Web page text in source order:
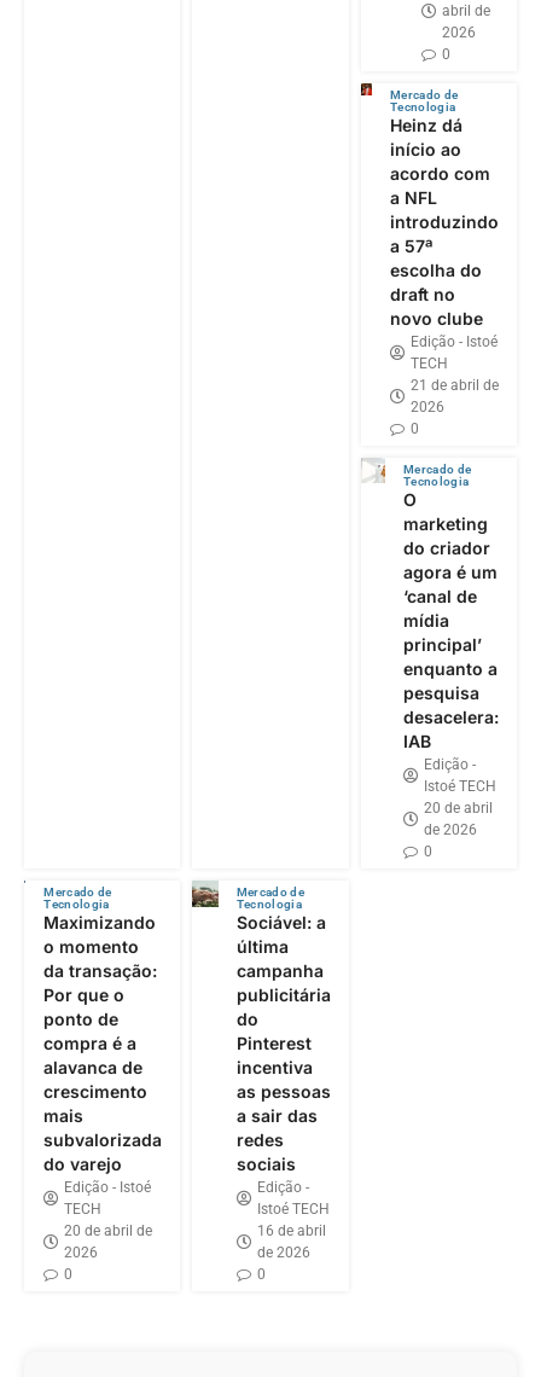
abril de
2026
0
Mercado de
Tecnologia
Heinz dá
início ao
acordo com
a NFL
introduzindo
a 57ª
escolha do
draft no
novo clube
Edição - Istoé
TECH
21 de abril de
2026
0
Mercado de
Tecnologia
O
marketing
do criador
agora é um
‘canal de
mídia
principal’
enquanto a
pesquisa
desacelera:
IAB
Edição -
Istoé TECH
20 de abril
de 2026
0
Mercado de
Tecnologia
Maximizando
o momento
da transação:
Por que o
ponto de
compra é a
alavanca de
crescimento
mais
subvalorizada
do varejo
Edição - Istoé
TECH
20 de abril de
2026
0
Mercado de
Tecnologia
Sociável: a
última
campanha
publicitária
do
Pinterest
incentiva
as pessoas
a sair das
redes
sociais
Edição -
Istoé TECH
16 de abril
de 2026
0